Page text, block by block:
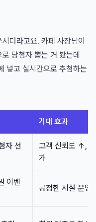
더라고요. 카페 사장님이
당첨자 뽑는 거 봤는데
넣고 실시간으로 추첨하는
기대 효과
자 선
고객 신뢰도 ↑,
가
이벤
공정한 시설 운영